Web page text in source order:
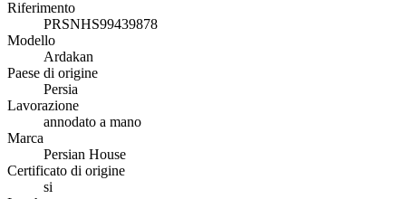
Riferimento
PRSNHS99439878
Modello
Ardakan
Paese di origine
Persia
Lavorazione
annodato a mano
Marca
Persian House
Certificato di origine
si